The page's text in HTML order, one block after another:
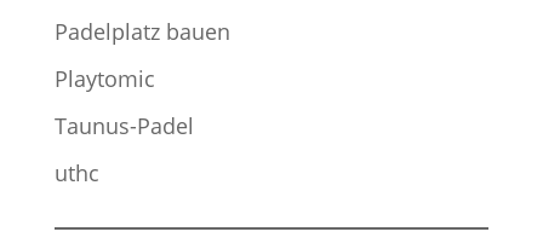
Padelplatz bauen
Playtomic
Taunus-Padel
uthc